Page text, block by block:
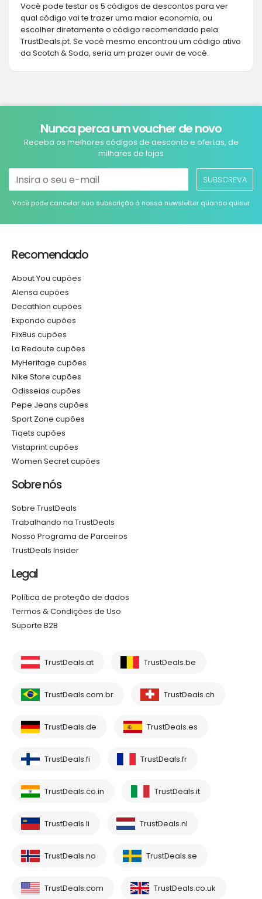
Você pode testar os 5 códigos de descontos para ver
qual código vai te trazer uma maior economia, ou
escolher diretamente o código recomendado pela
TrustDeals.pt. Se você mesmo encontrou um código ativo
da Scotch & Soda, seria um prazer ouvir de você.
Nunca perca um voucher de novo
Receba os melhores códigos de desconto e ofertas, de
milhares de lojas
SUBSCREVA
Você pode cancelar sua subscrição à nossa newsletter quando quiser
Recomendado
About You cupões
Alensa cupões
Decathlon cupões
Expondo cupões
FlixBus cupões
La Redoute cupões
MyHeritage cupões
Nike Store cupões
Odisseias cupões
Pepe Jeans cupões
Sport Zone cupões
Tiqets cupões
Vistaprint cupões
Women Secret cupões
Sobre nós
Sobre TrustDeals
Trabalhando na TrustDeals
Nosso Programa de Parceiros
TrustDeals Insider
Legal
Política de proteção de dados
Termos & Condições de Uso
Suporte B2B
TrustDeals.at TrustDeals.be
TrustDeals.com.br TrustDeals.ch
TrustDeals.de TrustDeals.es
TrustDeals.fi TrustDeals.fr
TrustDeals.co.in TrustDeals.it
TrustDeals.li TrustDeals.nl
TrustDeals.no TrustDeals.se
TrustDeals.com TrustDeals.co.uk